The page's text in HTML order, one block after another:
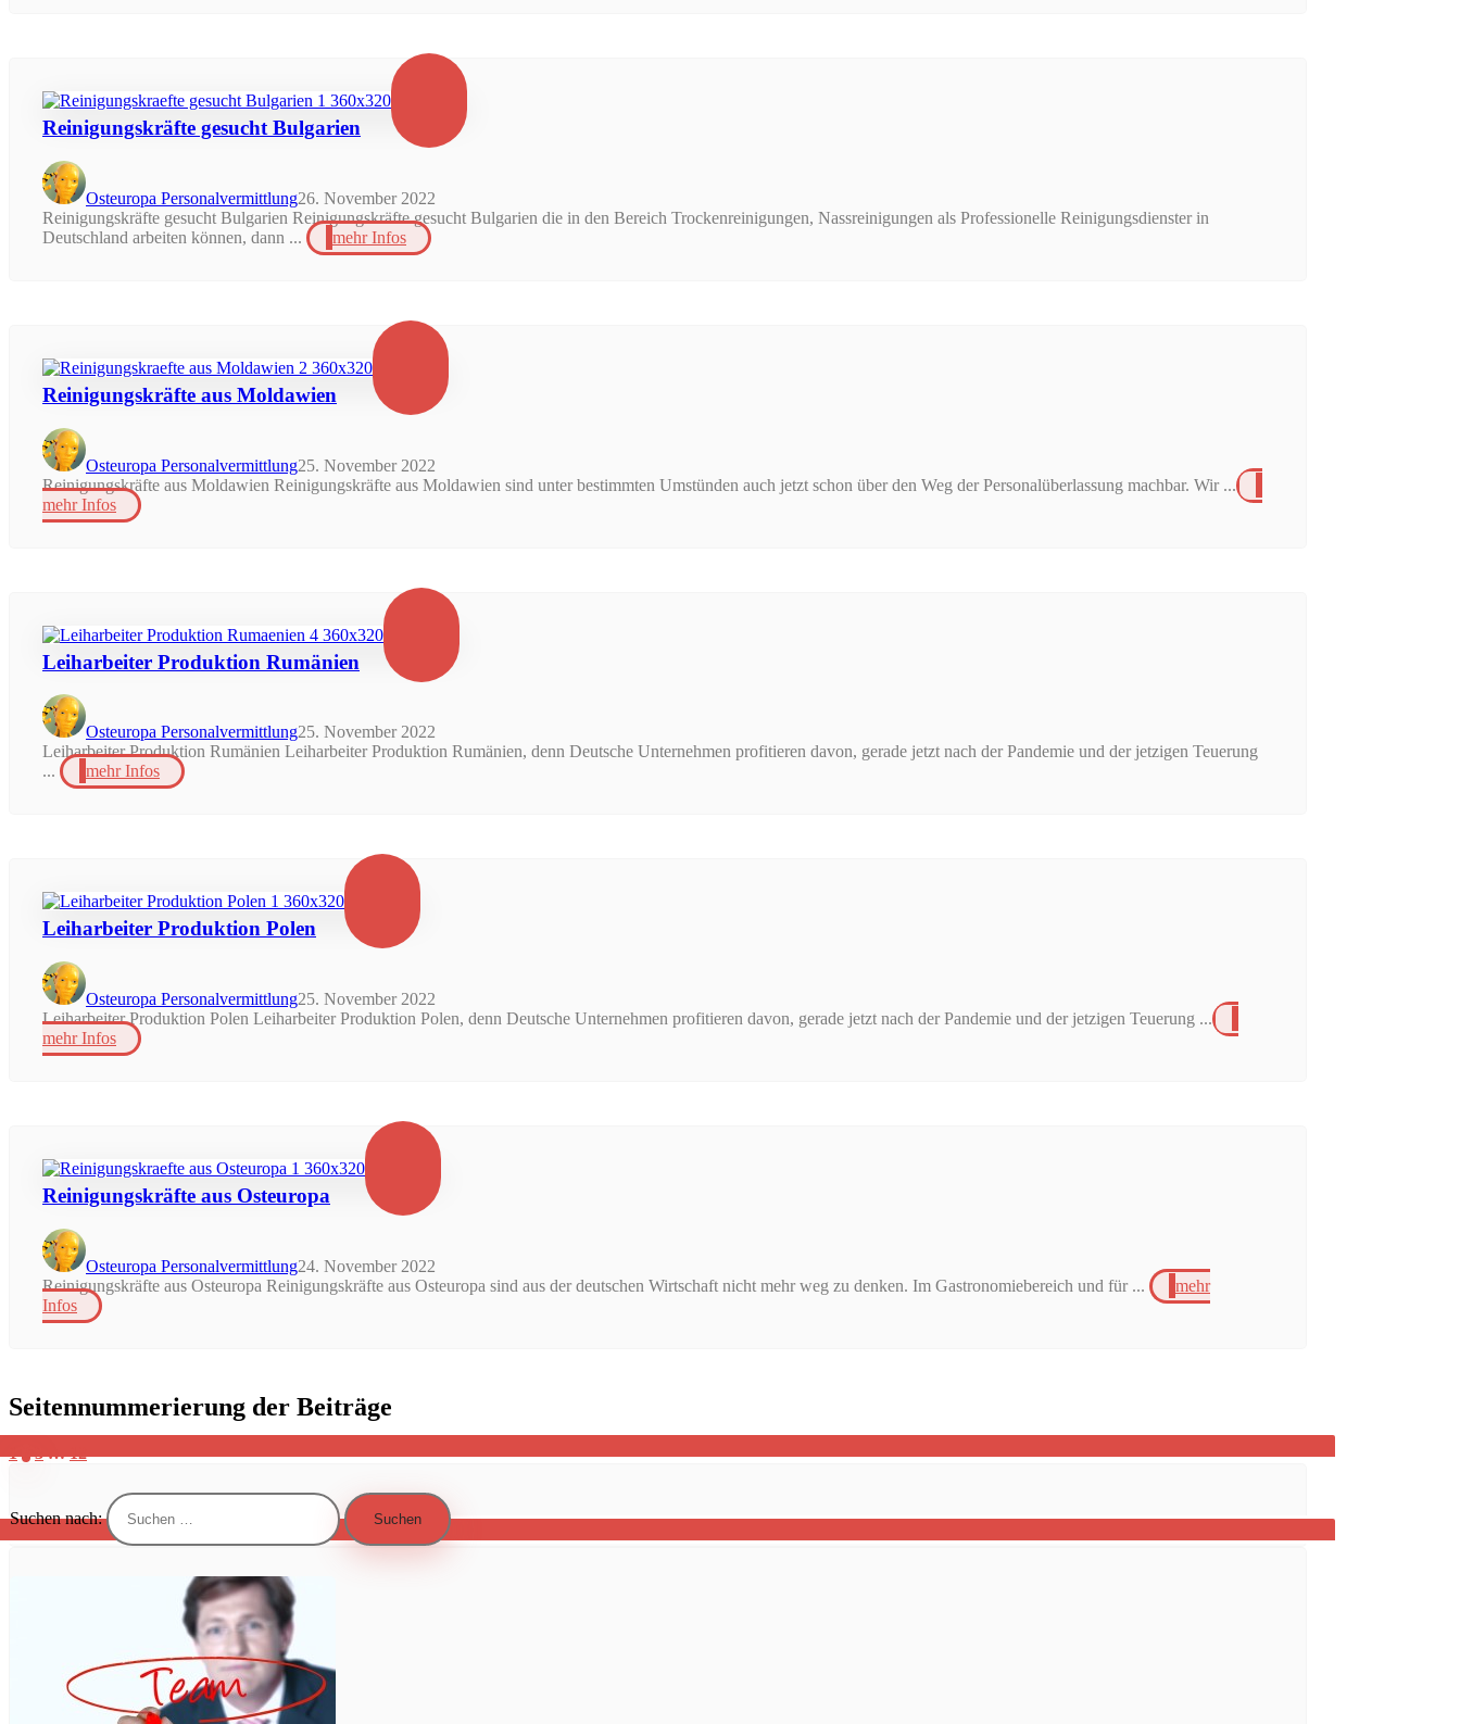
Reinigungskräfte gesucht Bulgarien
Osteuropa Personalvermittlung26. November 2022
Reinigungskräfte gesucht Bulgarien Reinigungskräfte gesucht Bulgarien die in den Bereich Trockenreinigungen, Nassreinigungen als Professionelle Reinigungsdienster in
Deutschland arbeiten können, dann ...
mehr Infos
Reinigungskräfte aus Moldawien
Osteuropa Personalvermittlung25. November 2022
Reinigungskräfte aus Moldawien Reinigungskräfte aus Moldawien sind unter bestimmten Umstünden auch jetzt schon über den Weg der Personalüberlassung machbar. Wir ...
mehr Infos
Leiharbeiter Produktion Rumänien
Osteuropa Personalvermittlung25. November 2022
Leiharbeiter Produktion Rumänien Leiharbeiter Produktion Rumänien, denn Deutsche Unternehmen profitieren davon, gerade jetzt nach der Pandemie und der jetzigen Teuerung
...
mehr Infos
Leiharbeiter Produktion Polen
Osteuropa Personalvermittlung25. November 2022
Leiharbeiter Produktion Polen Leiharbeiter Produktion Polen, denn Deutsche Unternehmen profitieren davon, gerade jetzt nach der Pandemie und der jetzigen Teuerung ...
mehr Infos
Reinigungskräfte aus Osteuropa
Osteuropa Personalvermittlung24. November 2022
Reinigungskräfte aus Osteuropa Reinigungskräfte aus Osteuropa sind aus der deutschen Wirtschaft nicht mehr weg zu denken. Im Gastronomiebereich und für ...
mehr
Infos
Seitennummerierung der Beiträge
1 3 … 12
Suchen nach: